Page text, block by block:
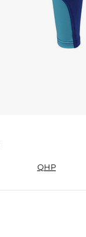
QHP